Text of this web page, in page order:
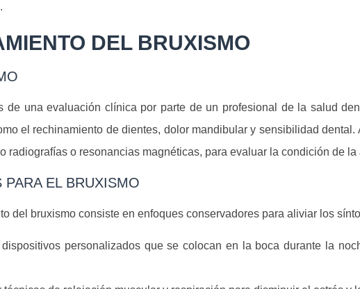
DEL BRUXISMO
de una evaluación clínica por parte de un profesional de la salud
el rechinamiento de dientes, dolor mandibular y sensibilidad
radiografías o resonancias magnéticas, para evaluar la condición de
EL BRUXISMO
del bruxismo consiste en enfoques conservadores para aliviar los
personalizados que se colocan en la boca durante la